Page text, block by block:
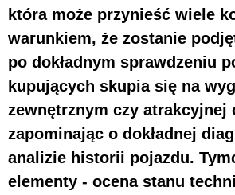
która może przynieść wiele
warunkiem, że zostanie
po dokładnym sprawdzeniu
kupujących skupia się na
zewnętrznym czy atrakcyjnej
zapominając o dokładnej
analizie historii pojazdu.
elementy - ocena stanu